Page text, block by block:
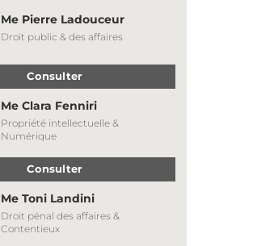
Me Pierre Ladouceur
Droit public & des affaires
Consulter
Me Clara Fenniri
Propriété intellectuelle &
Numérique
Consulter
Me Toni Landini
Droit pénal des affaires &
Contentieux